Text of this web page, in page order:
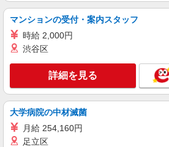
※構内の（無料）駐車
キープ
正社員
UTエージェント株式会社 AGT関西第三CU
CL 《JOSX1C》
製造補助
時給：1,190円〜 月
×5H実働×21日稼働＋各
兵庫県丹波市 勤務
歩/車/自転車/バイク 最
マンションの受付・案内スタッフ
時給 2,000円
渋谷区
詳細を見る
大学病院の中材滅菌
月給 254,160円
足立区